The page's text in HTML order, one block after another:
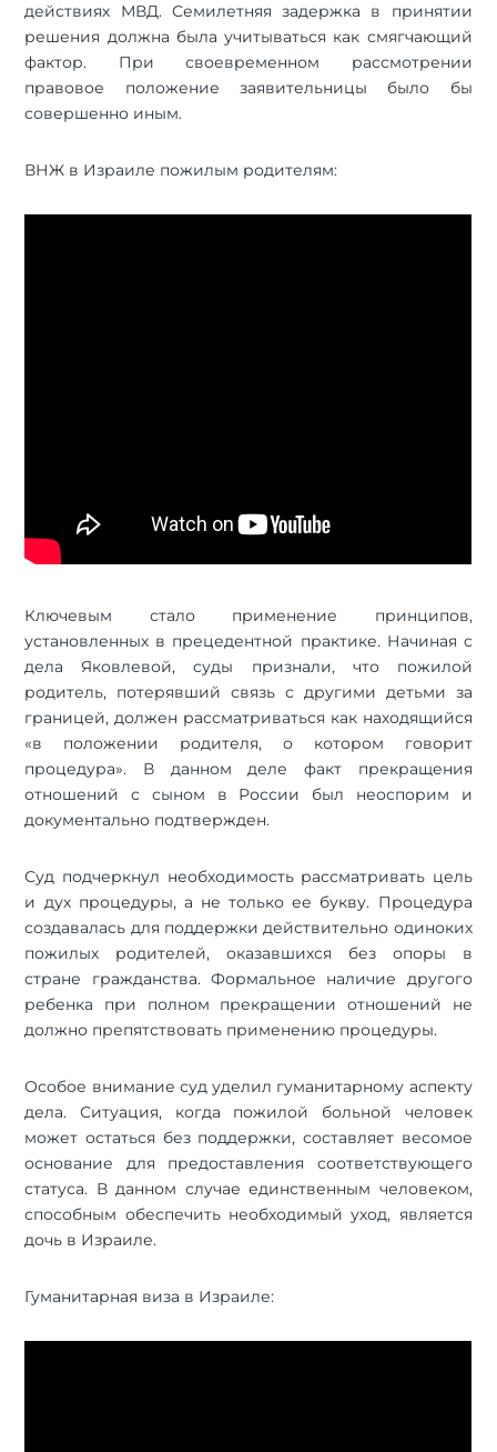
действиях МВД. Семилетняя задержка в принятии
решения должна была учитываться как смягчающий
фактор. При своевременном рассмотрении
правовое положение заявительницы было бы
совершенно иным.
ВНЖ в Израиле пожилым родителям:
Ключевым стало применение принципов,
установленных в прецедентной практике. Начиная с
дела Яковлевой, суды признали, что пожилой
родитель, потерявший связь с другими детьми за
границей, должен рассматриваться как находящийся
«в положении родителя, о котором говорит
процедура». В данном деле факт прекращения
отношений с сыном в России был неоспорим и
документально подтвержден.
Суд подчеркнул необходимость рассматривать цель
и дух процедуры, а не только ее букву. Процедура
создавалась для поддержки действительно одиноких
пожилых родителей, оказавшихся без опоры в
стране гражданства. Формальное наличие другого
ребенка при полном прекращении отношений не
должно препятствовать применению процедуры.
Особое внимание суд уделил гуманитарному аспекту
дела. Ситуация, когда пожилой больной человек
может остаться без поддержки, составляет весомое
основание для предоставления соответствующего
статуса. В данном случае единственным человеком,
способным обеспечить необходимый уход, является
дочь в Израиле.
Гуманитарная виза в Израиле: